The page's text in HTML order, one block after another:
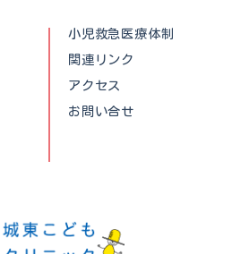
小児救急医療体制
関連リンク
アクセス
お問い合せ